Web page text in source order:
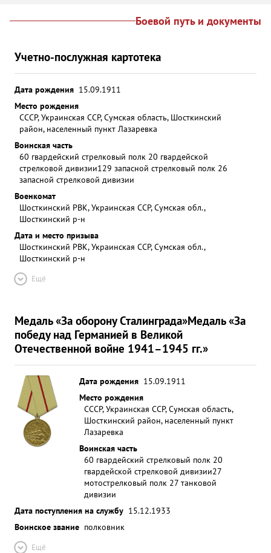
Боевой путь и документы
Учетно-послужная картотека
Дата рождения 15.09.1911
Место рождения
СССР, Украинская ССР, Сумская область, Шосткинский
район, населенный пункт Лазаревка
Воинская часть
60 гвардейский стрелковый полк 20 гвардейской
стрелковой дивизии129 запасной стрелковый полк 26
запасной стрелковой дивизии
Военкомат
Шосткинский РВК, Украинская ССР, Сумская обл.,
Шосткинский р-н
Дата и место призыва
Шосткинский РВК, Украинская ССР, Сумская обл.,
Шосткинский р-н
Ещё
Медаль «За оборону Сталинграда»Медаль «За
победу над Германией в Великой
Отечественной войне 1941–1945 гг.»
Дата рождения 15.09.1911
Место рождения
СССР, Украинская ССР, Сумская область,
Шосткинский район, населенный пункт
Лазаревка
Воинская часть
60 гвардейский стрелковый полк 20
гвардейской стрелковой дивизии27
мотострелковый полк 27 танковой
дивизии
Дата поступления на службу 15.12.1933
Воинское звание полковник
Ещё